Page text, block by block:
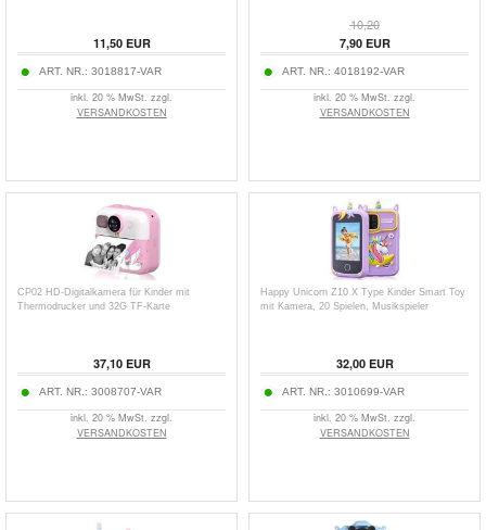
11,50EUR
ART. NR.: 3018817-VAR
inkl. 20 % MwSt. zzgl.
VERSANDKOSTEN
10,20
7,90EUR
ART. NR.: 4018192-VAR
inkl. 20 % MwSt. zzgl.
VERSANDKOSTEN
CP02 HD-Digitalkamera für Kinder mit
Thermodrucker und 32G TF-Karte
37,10EUR
ART. NR.: 3008707-VAR
inkl. 20 % MwSt. zzgl.
VERSANDKOSTEN
Happy Unicorn Z10 X Type Kinder Smart Toy
mit Kamera, 20 Spielen, Musikspieler
32,00EUR
ART. NR.: 3010699-VAR
inkl. 20 % MwSt. zzgl.
VERSANDKOSTEN